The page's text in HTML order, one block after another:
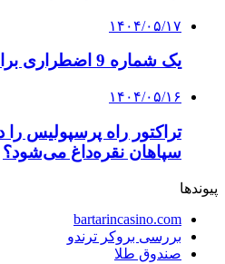
۱۴۰۴/۰۵/۱۷
یک شماره 9 اضطراری برای بارسلونای فلیک
۱۴۰۴/۰۵/۱۶
تراکتور راه پرسپولیس را
سپاهان نقره‌داغ می‌شود؟
پیوندها
bartarincasino.com
بررسی بروکر ترندو
صندوق طلا